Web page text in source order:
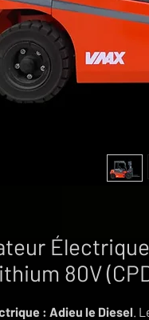
80V
: Adieu le Diesel.